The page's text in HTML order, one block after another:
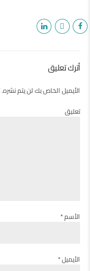
أترك تعليق
الأيميل الخاص بك لن يتم
تعليق
الأسم *
الأيميل *